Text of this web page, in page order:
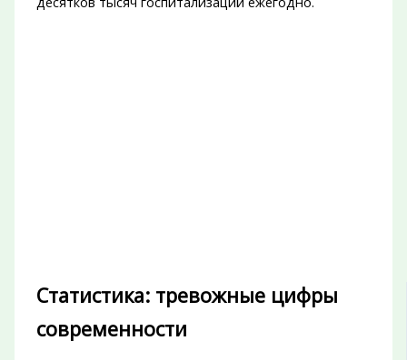
Статистика: тревожные цифры
современности